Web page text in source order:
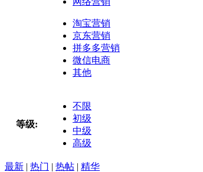
淘宝营销
京东营销
拼多多营销
微信电商
其他
等级:
不限
初级
中级
高级
最新 | 热门 | 热帖 | 精华